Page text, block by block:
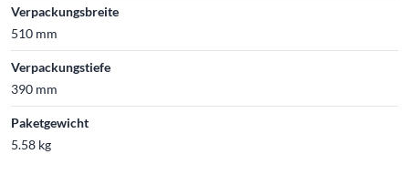
Verpackungsbreite
510 mm
Verpackungstiefe
390 mm
Paketgewicht
5.58 kg